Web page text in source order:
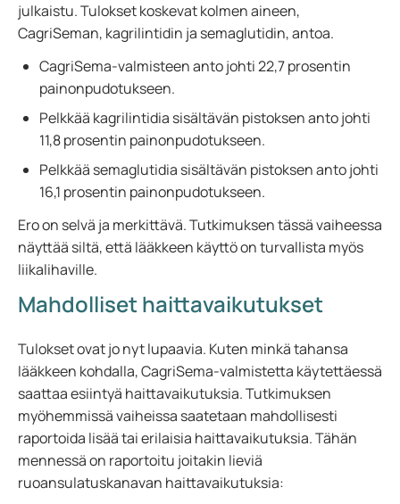
julkaistu. Tulokset koskevat kolmen aineen,
CagriSeman, kagrilintidin ja semaglutidin, antoa.
CagriSema-valmisteen anto johti 22,7 prosentin
painonpudotukseen.
Pelkkää kagrilintidia sisältävän pistoksen anto johti
11,8 prosentin painonpudotukseen.
Pelkkää semaglutidia sisältävän pistoksen anto johti
16,1 prosentin painonpudotukseen.
Ero on selvä ja merkittävä. Tutkimuksen tässä vaiheessa
näyttää siltä, että lääkkeen käyttö on turvallista myös
liikalihaville.
Mahdolliset haittavaikutukset
Tulokset ovat jo nyt lupaavia. Kuten minkä tahansa
lääkkeen kohdalla, CagriSema-valmistetta käytettäessä
saattaa esiintyä haittavaikutuksia. Tutkimuksen
myöhemmissä vaiheissa saatetaan mahdollisesti
raportoida lisää tai erilaisia haittavaikutuksia. Tähän
mennessä on raportoitu joitakin lieviä
ruoansulatuskanavan haittavaikutuksia: